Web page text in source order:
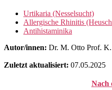
Urtikaria (Nesselsucht)
Allergische Rhinitis
Antihistaminika
Autor/innen: Dr. M. Otto Prof.
Zuletzt aktualisiert: 07.05.2025
Nach